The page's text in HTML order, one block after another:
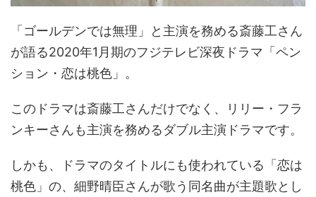
「ゴールデンでは無理」と主演を務める斎藤工さん
が語る2020年1月期のフジテレビ深夜ドラマ「ペン
ション・恋は桃色」。
このドラマは斎藤工さんだけでなく、リリー・フラ
ンキーさんも主演を務めるダブル主演ドラマです。
しかも、ドラマのタイトルにも使われている「恋は
桃色」の、細野晴臣さんが歌う同名曲が主題歌とし